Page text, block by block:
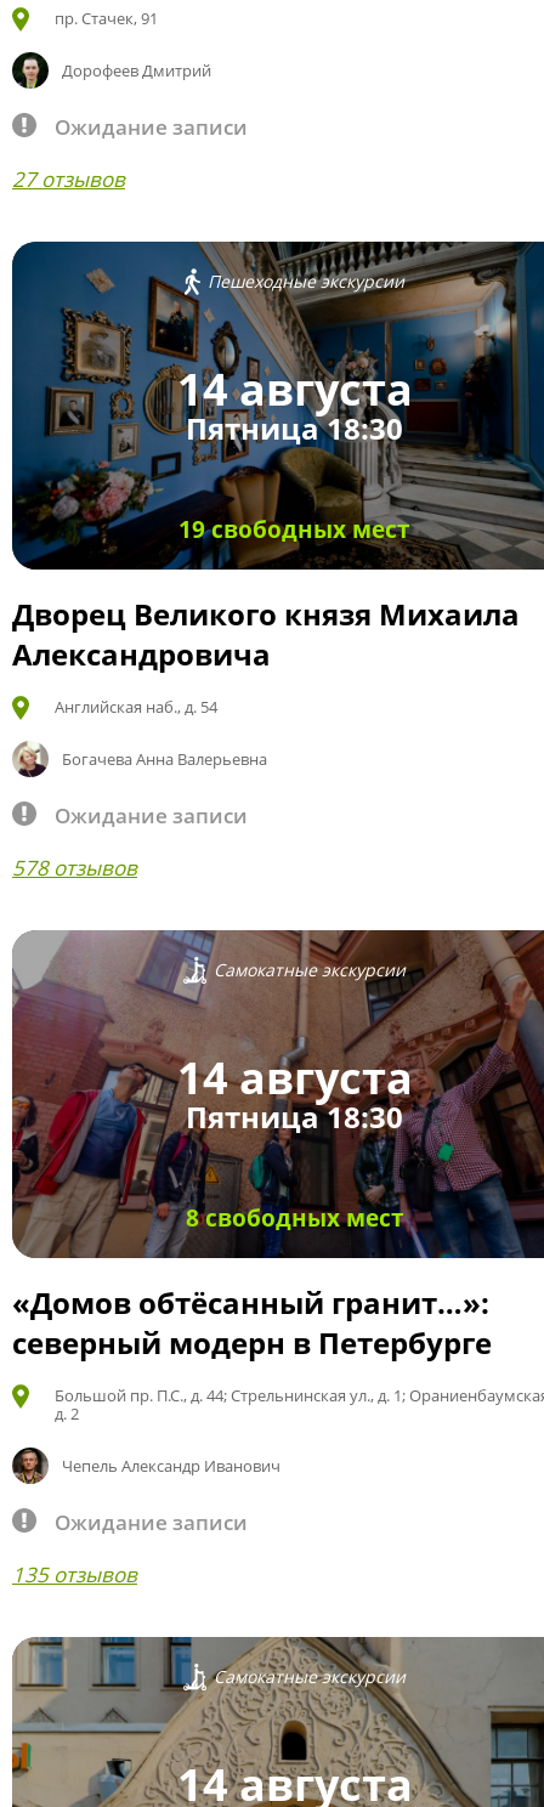
пр. Стачек, 91
Дорофеев Дмитрий
Ожидание записи
27 отзывов
Пешеходные экскурсии
14 августа
Пятница 18:30
19 свободных мест
Дворец Великого князя Михаила
Александровича
Английская наб., д. 54
Богачева Анна Валерьевна
Ожидание записи
578 отзывов
Самокатные экскурсии
14 августа
Пятница 18:30
8 свободных мест
«Домов обтёсанный гранит…»:
северный модерн в Петербурге
Большой пр. П.С., д. 44; Стрельнинская ул., д. 1;
д. 2
Чепель Александр Иванович
Ожидание записи
135 отзывов
Самокатные экскурсии
14 августа